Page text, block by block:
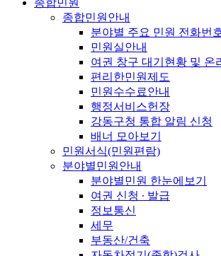
종합민원
종합민원안내
분야별 주요 민원 전화번
민원실안내
여권 창구 대기현황 및 온
편리한민원제도
민원수수료안내
행정서비스헌장
강동구청 통합 알림 신청
배너 모아보기
민원서식(민원편람)
분야별민원안내
분야별민원 한눈에보기
여권 신청 ∙ 발급
정보통신
세무
부동산/건축